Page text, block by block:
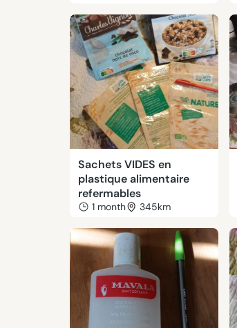
Sachets VIDES en
plastique alimentaire
refermables
1 month 345km